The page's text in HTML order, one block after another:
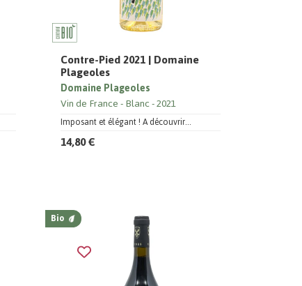
Contre-Pied 2021 | Domaine
Plageoles
Imposant et élégant ! A découvrir...
Domaine Plageoles
Vin de France Blanc 2021
14,80 €
Bio